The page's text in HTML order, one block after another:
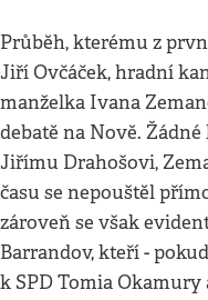
Průběh, kterému z
Jiří Ovčáček, hradní
manželka Ivana
debatě na Nově.
Jiřímu Drahošovi,
času se nepouštěl
zároveň se však
Barrandov, kteří -
k SPD Tomia